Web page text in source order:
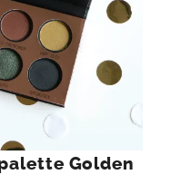
Golden